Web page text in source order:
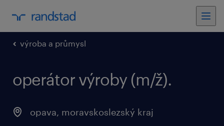
výroba a průmysl
operátor výroby (m/ž).
opava, moravskoslezský kraj